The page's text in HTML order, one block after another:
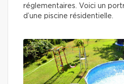
réglementaires. Voici un
d’une piscine résidentielle.